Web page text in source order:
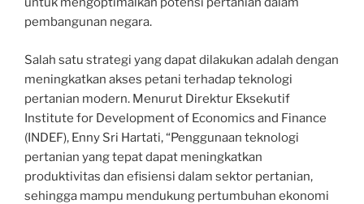
pembangunan negara.
Salah satu strategi yang dapat dilakukan adalah dengan
meningkatkan akses petani terhadap teknologi
pertanian modern. Menurut Direktur Eksekutif
Institute for Development of Economics and Finance
(INDEF), Enny Sri Hartati, “Penggunaan teknologi
pertanian yang tepat dapat meningkatkan
produktivitas dan efisiensi dalam sektor pertanian,
sehingga mampu mendukung pertumbuhan ekonomi